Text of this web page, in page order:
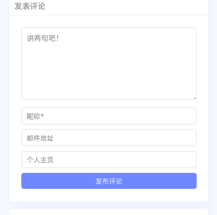
发表评论